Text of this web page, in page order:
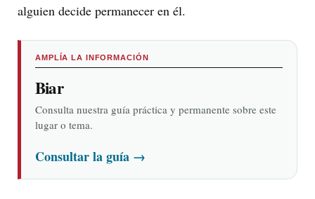
alguien decide permanecer en él.
AMPLÍA LA INFORMACIÓN
Biar
Consulta nuestra guía práctica y permanente sobre este
lugar o tema.
Consultar la guía →